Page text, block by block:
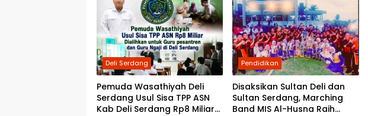
Deli Serdang
Pemuda Wasathiyah Deli
Serdang Usul Sisa TPP ASN
Kab Deli Serdang Rp8 Miliar
Pendidikan
Disaksikan Sultan Deli dan
Sultan Serdang, Marching
Band MIS Al-Husna Raih